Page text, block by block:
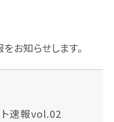
お知らせします。
ト速報vol.02